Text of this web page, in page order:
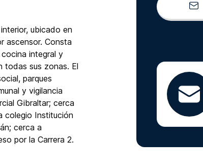
ubicado en
ascensor. Consta
integral y
todas sus zonas. El
parques
y vigilancia
Gibraltar; cerca
colegio Institución
cerca a
por la Carrera 2.